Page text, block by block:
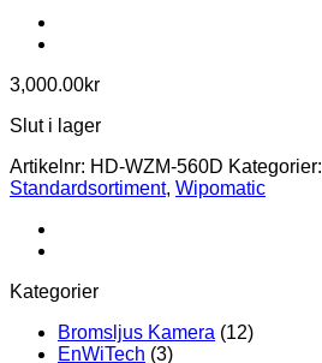
3,000.00kr
Slut i lager
Artikelnr: HD-WZM-560D Kategorier:
Standardsortiment, Wipomatic
Kategorier
Bromsljus Kamera (12)
EnWiTech (3)